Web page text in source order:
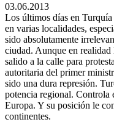
03.06.2013
Los últimos días en Turquía
en varias localidades,
sido absolutamente
ciudad. Aunque en realidad
salido a la calle para
autoritaria del primer
sido una dura represión.
potencia regional. Controla
Europa. Y su posición le
continentes.